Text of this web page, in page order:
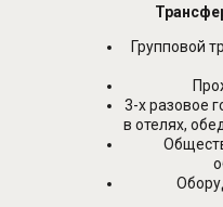
Групповой
3-х разовое
в отелях,
Автономная некоммерческая
«Команда развития
ОГРН 1267800008761
Организатор соревнования